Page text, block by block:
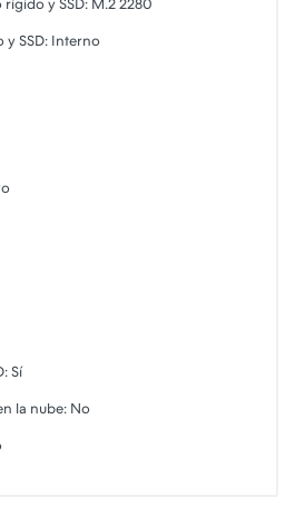
y SSD: M.2 2280
y SSD: Interno
Sí
la nube: No